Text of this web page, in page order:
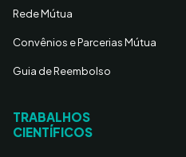
Rede Mútua
Convênios e Parcerias Mútua
Guia de Reembolso
TRABALHOS
CIENTÍFICOS